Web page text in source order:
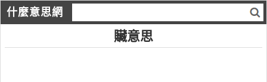
什麼意思網
贜意思